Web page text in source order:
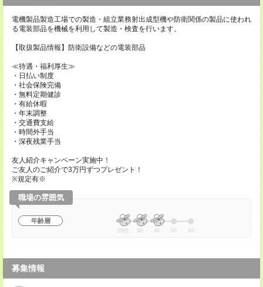
電機製品製造工場での製造・組立業務射出成型機や防衛関係の製品に使われ
る電装部品を機械を利用して製造・検査を行います。
【取扱製品情報】防衛設備などの電装部品
≪待遇・福利厚生≫
・日払い制度
・社会保険完備
・無料定期健診
・有給休暇
・年末調整
・交通費支給
・時間外手当
・深夜残業手当
友人紹介キャンペーン実施中！
ご友人のご紹介で3万円ずつプレゼント！
※規定有※
職場の雰囲気
年齢層
20代 30 40 50 60
募集情報